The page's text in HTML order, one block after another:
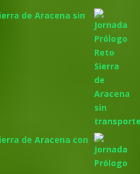
de Aracena sin
de Aracena con